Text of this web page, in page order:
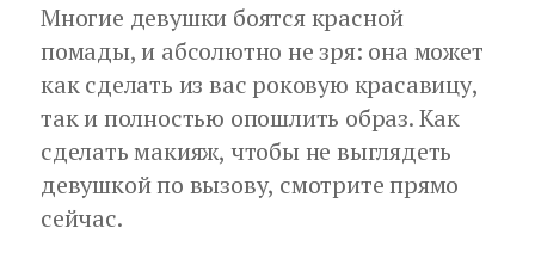
Многие девушки боятся красной
помады, и абсолютно не зря: она может
как сделать из вас роковую красавицу,
так и полностью опошлить образ. Как
сделать макияж, чтобы не выглядеть
девушкой по вызову, смотрите прямо
сейчас.